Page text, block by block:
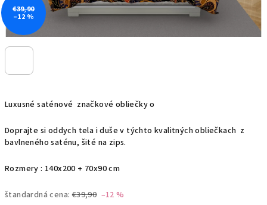
Luxusné saténové značkové obliečky o
Doprajte si oddych tela i duše v týchto kvalitných obliečkach z
bavlneného saténu, šité na zips.
Rozmery : 140x200 + 70x90 cm
štandardná cena: €39,90 –12 %
€39,90
–12 %